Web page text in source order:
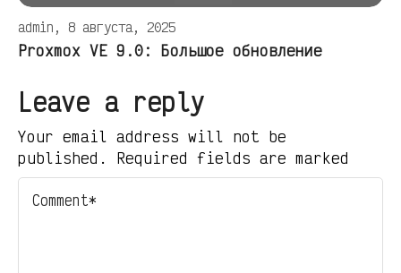
admin, 8 августа, 2025
Proxmox VE 9.0: Большое обновление
Leave a reply
Your email address will not be
published. Required fields are marked